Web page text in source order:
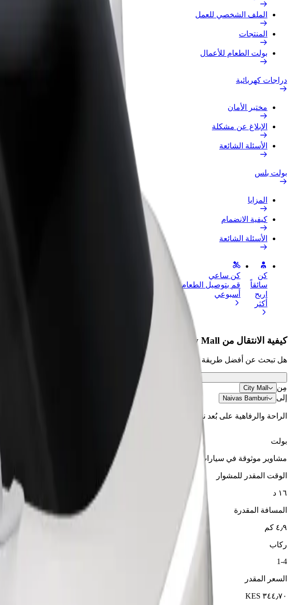
الملف الشخصي للعمل
المنتجات
بولت الطعام للأعمال
دراجات كهربائية
مختبر الأمان
الإبلاغ عن مشكلة
الأسئلة الشائعة
بولت بلس
المزايا
كيفية الانضمام
الأسئلة الشائعة
كن
سائقاً
اربح
أكثر
كن ساعي
قم بتوصيل الطعام واحصل على أجر
أسبوعي
كيفية الانتقال من City Mall إلى Naivas Bamburi
هل تبحث عن أفضل طريقة للانتقال من City Mall إلى Naivas Bamburi؟ اطّلع على خدماتنا واختر الأنسب لمشوارك.
مِن City Mall
إلى Naivas Bamburi
الراحة والرفاهية على بُعد نقرات فقط!
بولت
مشاوير موثوقة في سيارات متوسطة الحجم ويومية.
الوقت المقدر للمشوار
١٦ د
المسافة المقدرة
٤٫٩ كم
ركاب
1-4
السعر المقدر